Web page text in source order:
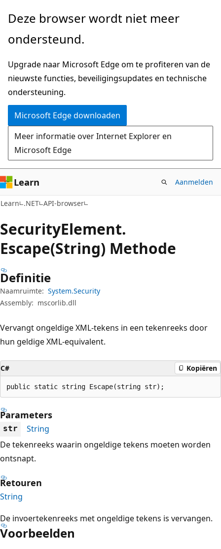
Naar
gaan
Naar
op
pagina
gaan
Deze browser wordt niet meer
ondersteund.
Upgrade naar Microsoft Edge om te profiteren van de
nieuwste functies, beveiligingsupdates en technische
ondersteuning.
Microsoft Edge downloaden
Meer informatie over Internet Explorer en
Microsoft Edge
Learn Aanmelden
Learn .NET API-browser
SecurityElement.
Escape(String) Methode
Definitie
Naamruimte: System.Security
Assembly: mscorlib.dll
Vervangt ongeldige XML-tekens in een tekenreeks door
hun geldige XML-equivalent.
C# Kopiëren
public static string Escape(string str);
Parameters
str
String
De tekenreeks waarin ongeldige tekens moeten worden
ontsnapt.
Retouren
String
De invoertekenreeks met ongeldige tekens is vervangen.
Voorbeelden